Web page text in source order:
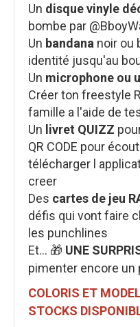
Un disque vinyle
bombe par
Un bandana noir ou
identité jusqu'au
Un microphone ou
Créer ton freestyle
famille a l'aide de
Un livret QUIZZ
QR CODE pour
télécharger l
creer
Des cartes de jeu
défis qui vont faire
les punchlines
Et… 🎁 UNE
pimenter encore un
COLORIS ET
STOCKS